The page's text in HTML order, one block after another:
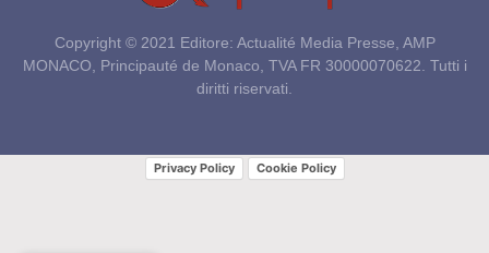
Copyright © 2021 Editore: Actualité Media Presse, AMP
MONACO, Principauté de Monaco, TVA FR 30000070622. Tutti i
diritti riservati.
Privacy Policy Cookie Policy